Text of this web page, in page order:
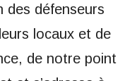
des défenseurs
locaux et de
de notre point